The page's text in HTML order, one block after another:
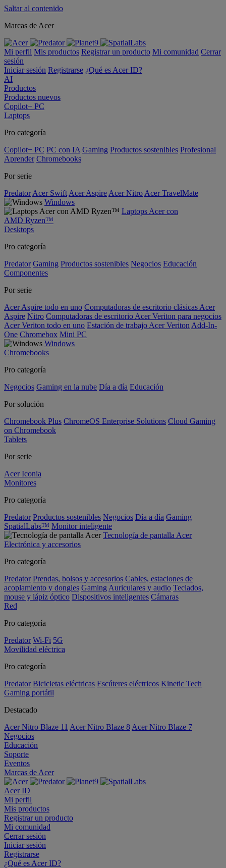
Saltar al contenido
Marcas de Acer
Mi perfil Mis productos Registrar un producto Mi comunidad Cerrar
sesión
Iniciar sesión Registrarse ¿Qué es Acer ID?
AI
Productos
Productos nuevos
Copilot+ PC
Laptops
Pro categoría
Copilot+ PC PC con IA Gaming Productos sostenibles Profesional
Aprender Chromebooks
Por serie
Predator Acer Swift Acer Aspire Acer Nitro Acer TravelMate
Windows
Laptops Acer con
AMD Ryzen™
Desktops
Pro categoría
Predator Gaming Productos sostenibles Negocios Educación
Componentes
Por serie
Acer Aspire todo en uno Computadoras de escritorio clásicas Acer
Aspire Nitro Computadoras de escritorio Acer Veriton para negocios
Acer Veriton todo en uno Estación de trabajo Acer Veriton Add-In-
One Chromebox Mini PC
Windows
Chromebooks
Pro categoría
Negocios Gaming en la nube Día a día Educación
Por solución
Chromebook Plus ChromeOS Enterprise Solutions Cloud Gaming
on Chromebook
Tablets
Por serie
Acer Iconia
Monitores
Pro categoría
Predator Productos sostenibles Negocios Día a día Gaming
SpatialLabs™ Monitor inteligente
Tecnología de pantalla Acer
Electrónica y accesorios
Pro categoría
Predator Prendas, bolsos y accesorios Cables, estaciones de
acoplamiento y dongles Gaming Auriculares y audio Teclados,
mouse y lápiz óptico Dispositivos inteligentes Cámaras
Red
Pro categoría
Predator Wi-Fi 5G
Movilidad eléctrica
Pro categoría
Predator Bicicletas eléctricas Escúteres eléctricos Kinetic Tech
Gaming portátil
Destacado
Acer Nitro Blaze 11 Acer Nitro Blaze 8 Acer Nitro Blaze 7
Negocios
Educación
Soporte
Eventos
Marcas de Acer
Acer ID
Mi perfil
Mis productos
Registrar un producto
Mi comunidad
Cerrar sesión
Iniciar sesión
Registrarse
¿Qué es Acer ID?